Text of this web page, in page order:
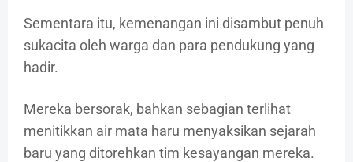
Sementara itu, kemenangan ini disambut penuh
sukacita oleh warga dan para pendukung yang
hadir.
Mereka bersorak, bahkan sebagian terlihat
menitikkan air mata haru menyaksikan sejarah
baru yang ditorehkan tim kesayangan mereka.